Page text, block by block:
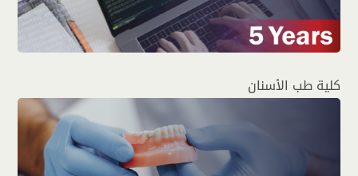
كلية طب الأسنان